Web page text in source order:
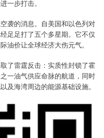
一步打击。
的消息。自美国和以色列对
足足打了五个多星期。它不仅
油价让全球经济大伤元气。
雷霆反击：实质性封锁了霍
一油气供应命脉的航道，同时
及海湾周边的能源基础设施。